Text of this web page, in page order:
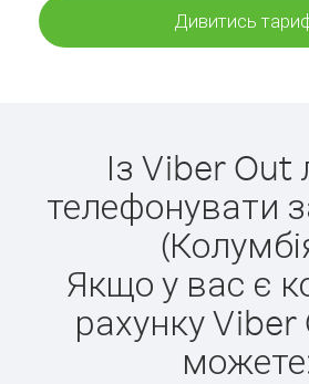
Дивитись
Із Viber Out
телефонувати
Якщо у вас є
рахунку